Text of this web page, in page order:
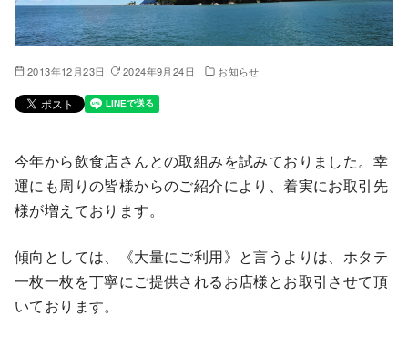
2013年12月23日 2024年9月24日 お知らせ
今年から飲食店さんとの取組みを試みておりました。幸
運にも周りの皆様からのご紹介により、着実にお取引先
様が増えております。
傾向としては、《大量にご利用》と言うよりは、ホタテ
一枚一枚を丁寧にご提供されるお店様とお取引させて頂
いております。